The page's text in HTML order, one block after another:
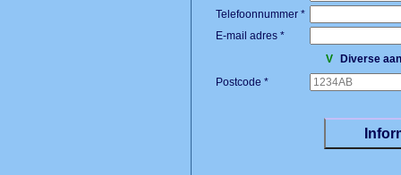
Telefoonnummer *
E-mail adres *
V
Diverse
Postcode *